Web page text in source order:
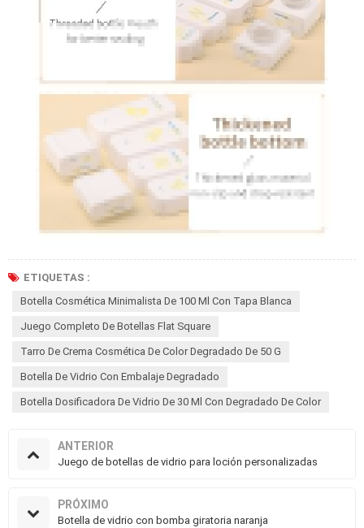
ETIQUETAS :
Botella Cosmética Minimalista De 100 Ml Con Tapa Blanca
Juego Completo De Botellas Flat Square
Tarro De Crema Cosmética De Color Degradado De 50 G
Botella De Vidrio Con Embalaje Degradado
Botella Dosificadora De Vidrio De 30 Ml Con Degradado De Color
ANTERIOR
Juego de botellas de vidrio para loción personalizadas
PRÓXIMO
Botella de vidrio con bomba giratoria naranja